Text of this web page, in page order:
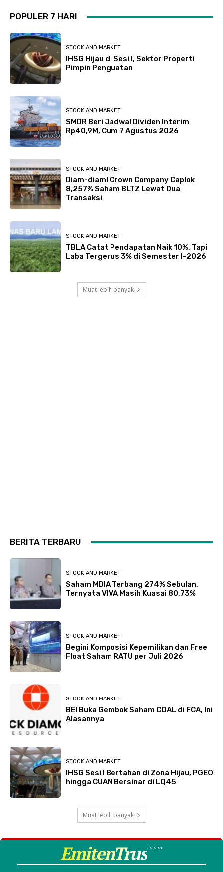
POPULER 7 HARI
STOCK AND MARKET
IHSG Hijau di Sesi I, Sektor Properti
Pimpin Penguatan
STOCK AND MARKET
SMDR Beri Jadwal Dividen Interim
Rp40,9M, Cum 7 Agustus 2026
STOCK AND MARKET
Diam-diam! Crown Company Caplok
8,257% Saham BLTZ Lewat Dua
Transaksi
STOCK AND MARKET
TBLA Catat Pendapatan Naik 10%, Tapi
Laba Tergerus 3% di Semester I-2026
Muat lebih banyak
BERITA TERBARU
STOCK AND MARKET
Saham MDIA Terbang 274% Sebulan,
Ternyata VIVA Masih Kuasai 80,73%
STOCK AND MARKET
Begini Komposisi Kepemilikan dan Free
Float Saham RATU per Juli 2026
STOCK AND MARKET
BEI Buka Gembok Saham COAL di FCA, Ini
Alasannya
STOCK AND MARKET
IHSG Sesi I Bertahan di Zona Hijau, PGEO
hingga CUAN Bersinar di LQ45
Muat lebih banyak
EmitenTrus.com